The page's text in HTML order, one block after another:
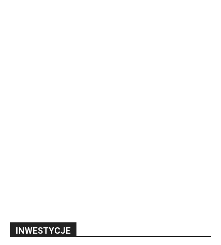
INWESTYCJE